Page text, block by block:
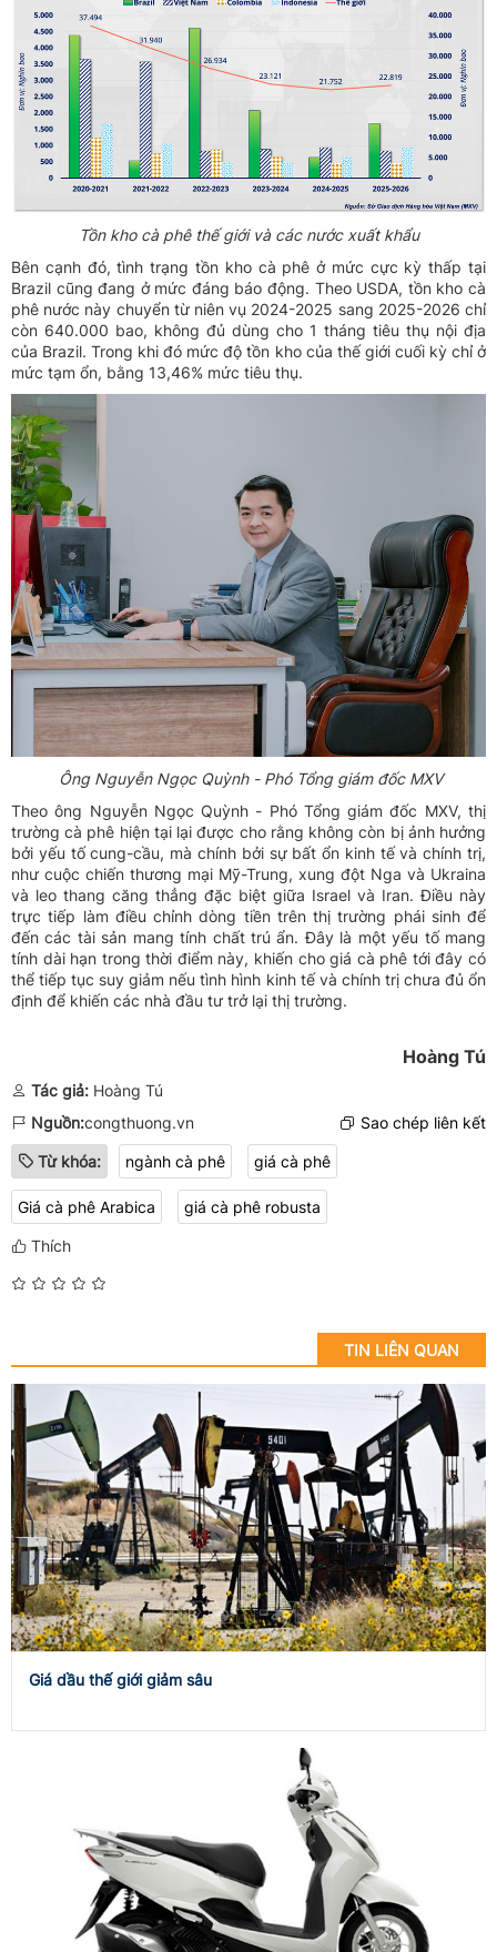
Tồn kho cà phê thế giới và các nước xuất khẩu
Bên cạnh đó, tình trạng tồn kho cà phê ở mức cực kỳ thấp tại
Brazil cũng đang ở mức đáng báo động. Theo USDA, tồn kho cà
phê nước này chuyển từ niên vụ 2024-2025 sang 2025-2026 chỉ
còn 640.000 bao, không đủ dùng cho 1 tháng tiêu thụ nội địa
của Brazil. Trong khi đó mức độ tồn kho của thế giới cuối kỳ chỉ ở
mức tạm ổn, bằng 13,46% mức tiêu thụ.
Ông Nguyễn Ngọc Quỳnh - Phó Tổng giám đốc MXV
Theo ông Nguyễn Ngọc Quỳnh - Phó Tổng giám đốc MXV, thị
trường cà phê hiện tại lại được cho rằng không còn bị ảnh hưởng
bởi yếu tố cung-cầu, mà chính bởi sự bất ổn kinh tế và chính trị,
như cuộc chiến thương mại Mỹ-Trung, xung đột Nga và Ukraina
và leo thang căng thẳng đặc biệt giữa Israel và Iran. Điều này
trực tiếp làm điều chỉnh dòng tiền trên thị trường phái sinh để
đến các tài sản mang tính chất trú ẩn. Đây là một yếu tố mang
tính dài hạn trong thời điểm này, khiến cho giá cà phê tới đây có
thể tiếp tục suy giảm nếu tình hình kinh tế và chính trị chưa đủ ổn
định để khiến các nhà đầu tư trở lại thị trường.
Hoàng Tú
Tác giả: Hoàng Tú
Nguồn:congthuong.vn Sao chép liên kết
Từ khóa: ngành cà phê giá cà phê
Giá cà phê Arabica giá cà phê robusta
Thích
TIN LIÊN QUAN
Giá dầu thế giới giảm sâu